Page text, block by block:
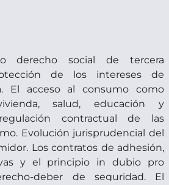
derecho social de tercera
de los intereses de
El acceso al consumo como
salud, educación y
contractual de las
Evolución jurisprudencial del
Los contratos de adhesión,
y el principio in dubio pro
deber de seguridad. El